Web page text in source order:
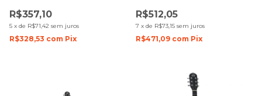
SUNBURST 1092
R$357,10
5 x de R$71,42 sem juros
R$328,53 com Pix
1593
R$512,05
7 x de R$73,15 sem juros
R$471,09 com Pix